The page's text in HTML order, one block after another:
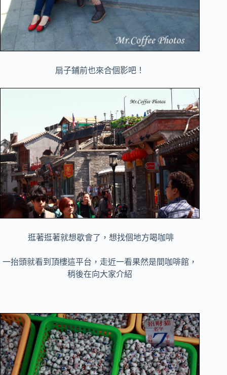
扇子鋪前也來合個影吧！
逛著逛著就想歇會了，想找個地方喝咖啡
一抬頭就看到頂樓這平台，走近一看果然是間咖啡館，
稍後在向大家介紹